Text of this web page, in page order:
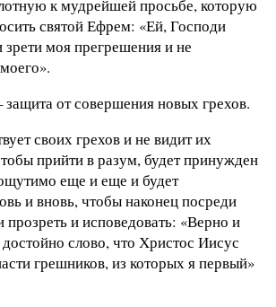
к мудрейшей просьбе, которую
святой Ефрем: «Ей, Господи
моя прегрешения и не
защита от совершения новых грехов.
своих грехов и не видит их
прийти в разум, будет принужден
еще и еще и будет
и вновь, чтобы наконец посреди
прозреть и исповедовать: «Верно и
достойно слово, что Христос Иисус
грешников, из которых я первый»